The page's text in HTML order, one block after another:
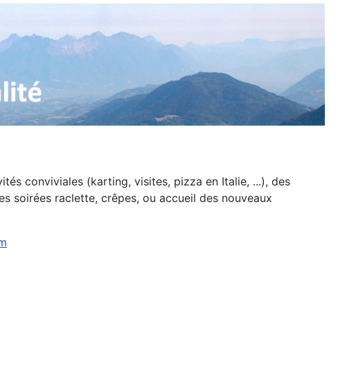
conviviales (karting, visites, pizza en Italie, ...), des
soirées raclette, crêpes, ou accueil des nouveaux